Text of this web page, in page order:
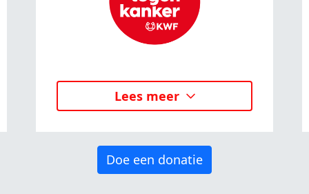
Lees meer
Doe een donatie